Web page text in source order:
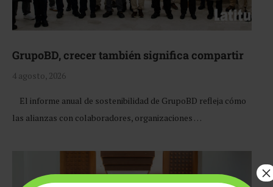
GrupoBD, crecer también significa compartir
4 agosto, 2026
El informe anual de sostenibilidad de GrupoBD refleja cómo
las alianzas con colaboradores, organizaciones …
×